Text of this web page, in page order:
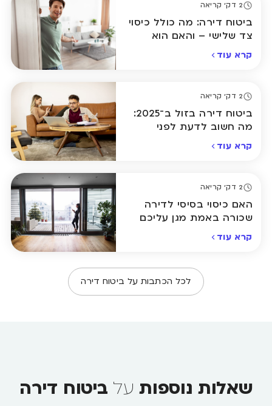
2 דק' קריאה
ביטוח דירה: מה כולל כיסוי
צד שלישי – והאם הוא
קרא עוד
2 דק' קריאה
ביטוח דירה בזול ב־2025:
מה חשוב לדעת לפני
קרא עוד
2 דק' קריאה
האם כיסוי בסיסי לדירה
שכורה באמת מגן עליכם
קרא עוד
לכל הכתבות על ביטוח דירה
שאלות נוספותעלביטוח דירה